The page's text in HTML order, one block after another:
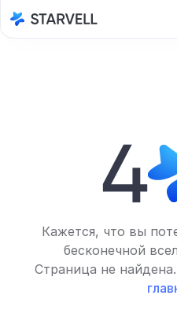
Кажется, что вы
бесконечной
Страница не